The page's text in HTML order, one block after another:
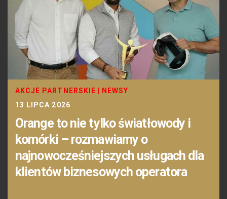
AKCJE PARTNERSKIE
NEWSY
13 LIPCA 2026
Orange to nie tylko światłowody i
komórki – rozmawiamy o
najnowocześniejszych usługach dla
klientów biznesowych operatora